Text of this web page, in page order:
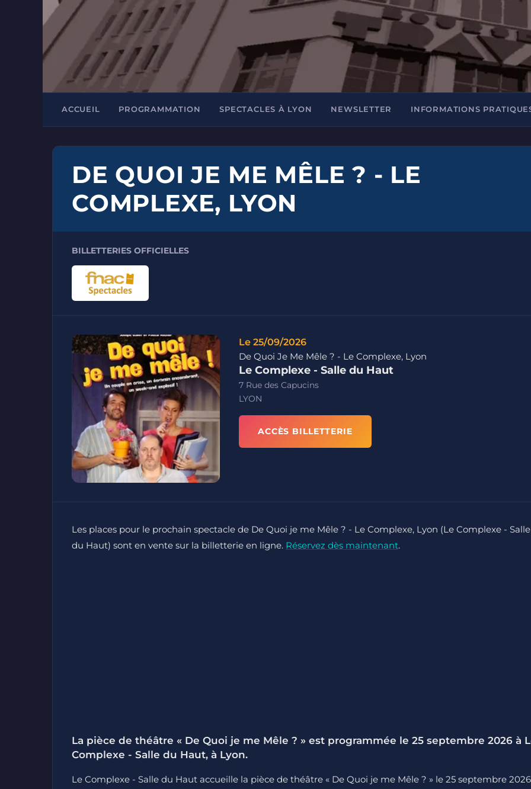
ACCUEIL PROGRAMMATION SPECTACLES À LYON NEWSLETTER INFORMATIONS
DE QUOI JE ME MÊLE ? - LE
COMPLEXE, LYON
BILLETTERIES OFFICIELLES
Le 25/09/2026
De Quoi Je Me Mêle ? - Le Complexe, Lyon
Le Complexe - Salle du Haut
7 Rue des Capucins
LYON
ACCÈS BILLETTERIE
Les places pour le prochain spectacle de De Quoi je me Mêle ? - Le Complexe, Lyon (Le Complexe - Salle
du Haut) sont en vente sur la billetterie en ligne. Réservez dès maintenant.
La pièce de théâtre « De Quoi je me Mêle ? » est programmée le 25 septembre 2026 à
Complexe - Salle du Haut, à Lyon.
Le Complexe - Salle du Haut accueille la pièce de théâtre « De Quoi je me Mêle ? » le 25 septembre